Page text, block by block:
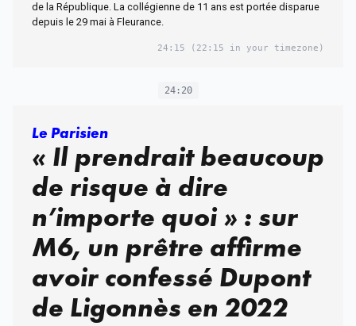
de la République. La collégienne de 11 ans est portée disparue
depuis le 29 mai à Fleurance.
24:15 (22:15 in your timezone)
24:20
Le Parisien
« Il prendrait beaucoup
de risque à dire
n’importe quoi » : sur
M6, un prêtre affirme
avoir confessé Dupont
de Ligonnès en 2022